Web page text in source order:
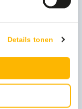
Details tonen